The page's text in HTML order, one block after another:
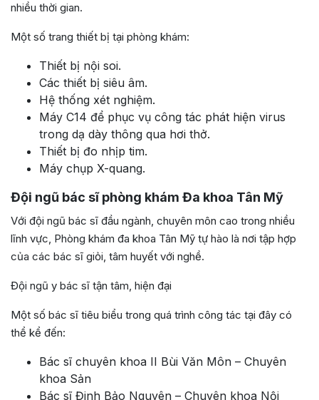
nhiều thời gian.
Một số trang thiết bị tại phòng khám:
Thiết bị nội soi.
Các thiết bị siêu âm.
Hệ thống xét nghiệm.
Máy C14 để phục vụ công tác phát hiện virus
trong dạ dày thông qua hơi thở.
Thiết bị đo nhịp tim.
Máy chụp X-quang.
Đội ngũ bác sĩ phòng khám Đa khoa Tân Mỹ
Với đội ngũ bác sĩ đầu ngành, chuyên môn cao trong nhiều
lĩnh vực, Phòng khám đa khoa Tân Mỹ tự hào là nơi tập hợp
của các bác sĩ giỏi, tâm huyết với nghề.
Đội ngũ y bác sĩ tận tâm, hiện đại
Một số bác sĩ tiêu biểu trong quá trình công tác tại đây có
thể kể đến:
Bác sĩ chuyên khoa II Bùi Văn Môn – Chuyên
khoa Sản
Bác sĩ Đinh Bảo Nguyên – Chuyên khoa Nội